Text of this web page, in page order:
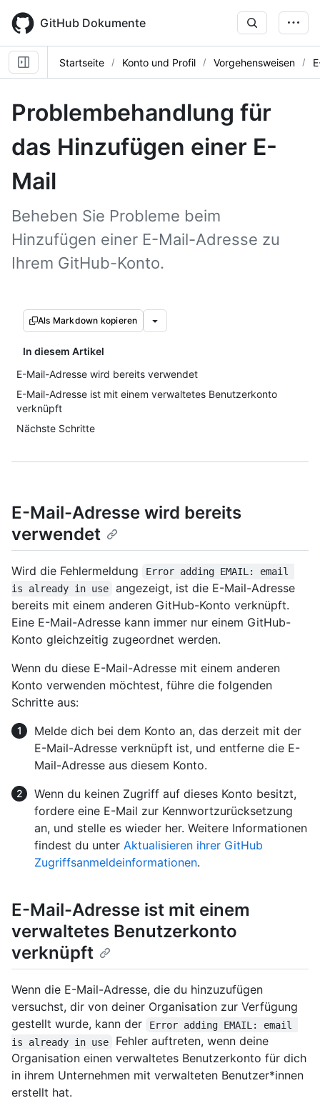
main
content
GitHub Dokumente
Startseite Konto und Profil Vorgehensweisen
Problembehandlung für
das Hinzufügen einer E-
Mail
Beheben Sie Probleme beim
Hinzufügen einer E-Mail-Adresse zu
Ihrem GitHub-Konto.
Als Markdown kopieren
In diesem Artikel
E-Mail-Adresse wird bereits verwendet
E-Mail-Adresse ist mit einem verwaltetes Benutzerkonto
verknüpft
Nächste Schritte
E-Mail-Adresse wird bereits
verwendet
Wird die Fehlermeldung
Error adding EMAIL: email
is already in use
angezeigt, ist die E-Mail-Adresse
bereits mit einem anderen GitHub-Konto verknüpft.
Eine E-Mail-Adresse kann immer nur einem GitHub-
Konto gleichzeitig zugeordnet werden.
Wenn du diese E-Mail-Adresse mit einem anderen
Konto verwenden möchtest, führe die folgenden
Schritte aus:
Melde dich bei dem Konto an, das derzeit mit der
E-Mail-Adresse verknüpft ist, und entferne die E-
Mail-Adresse aus diesem Konto.
Wenn du keinen Zugriff auf dieses Konto besitzt,
fordere eine E-Mail zur Kennwortzurücksetzung
an, und stelle es wieder her. Weitere Informationen
findest du unter Aktualisieren ihrer GitHub
Zugriffsanmeldeinformationen.
E-Mail-Adresse ist mit einem
verwaltetes Benutzerkonto
verknüpft
Wenn die E-Mail-Adresse, die du hinzuzufügen
versuchst, dir von deiner Organisation zur Verfügung
gestellt wurde, kann der
Error adding EMAIL: email
is already in use
Fehler auftreten, wenn deine
Organisation einen verwaltetes Benutzerkonto für dich
in ihrem Unternehmen mit verwalteten Benutzer*innen
erstellt hat.